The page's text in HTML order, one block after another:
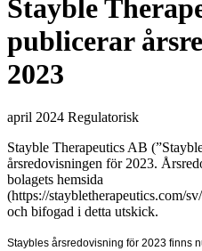
Stayble
publicerar
2023
april 2024 Regulatorisk
Stayble Therapeutics AB
årsredovisningen för 2023.
bolagets hemsida
(https://staybletherapeutics.com/
och bifogad i detta utskick.
Staybles årsredovisning för 2023 finns